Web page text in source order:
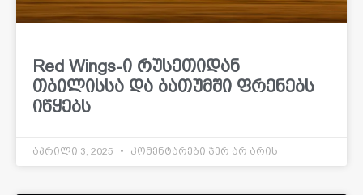
Red Wings-ი რუსეთიდან
თბილისსა და ბათუმში ფრენებს
იწყებს
აპრილი 3, 2025 კომენტარები ჯერ არ არის